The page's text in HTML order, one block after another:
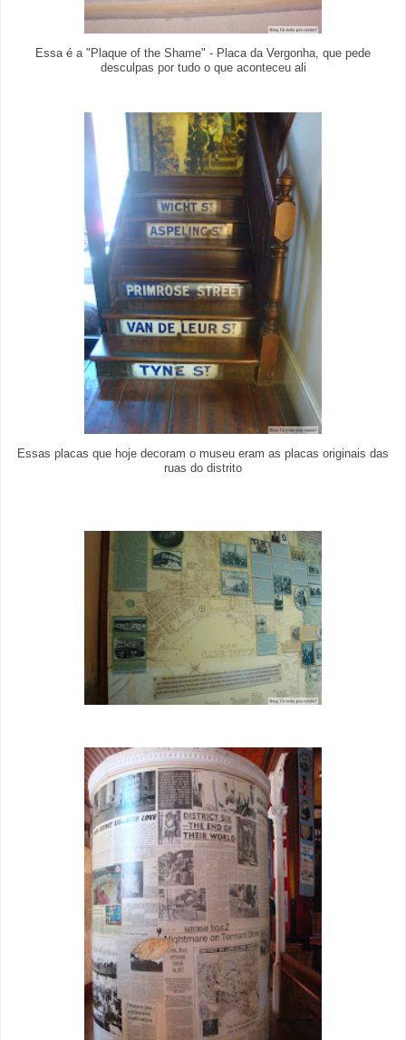
Essa é a "Plaque of the Shame" - Placa da Vergonha, que pede
desculpas por tudo o que aconteceu ali
Essas placas que hoje decoram o museu eram as placas originais das
ruas do distrito